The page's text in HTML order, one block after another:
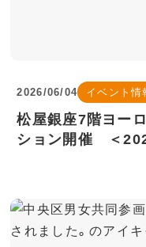
2026/06/04 イベント情
松屋銀座7階ヨー
ション開催 ＜